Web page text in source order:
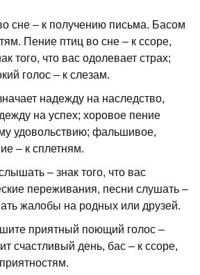
сне – к получению письма. Басом
Пение птиц во сне – к ссоре,
того, что вас одолевает страх;
голос – к слезам.
надежду на наследство,
на успех; хоровое пение
удовольствию; фальшивое,
– к сплетням.
– знак того, что вас
переживания, песни слушать –
жалобы на родных или друзей.
приятный поющий голос –
счастливый день, бас – к ссоре,